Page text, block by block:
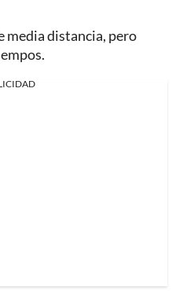
media distancia, pero